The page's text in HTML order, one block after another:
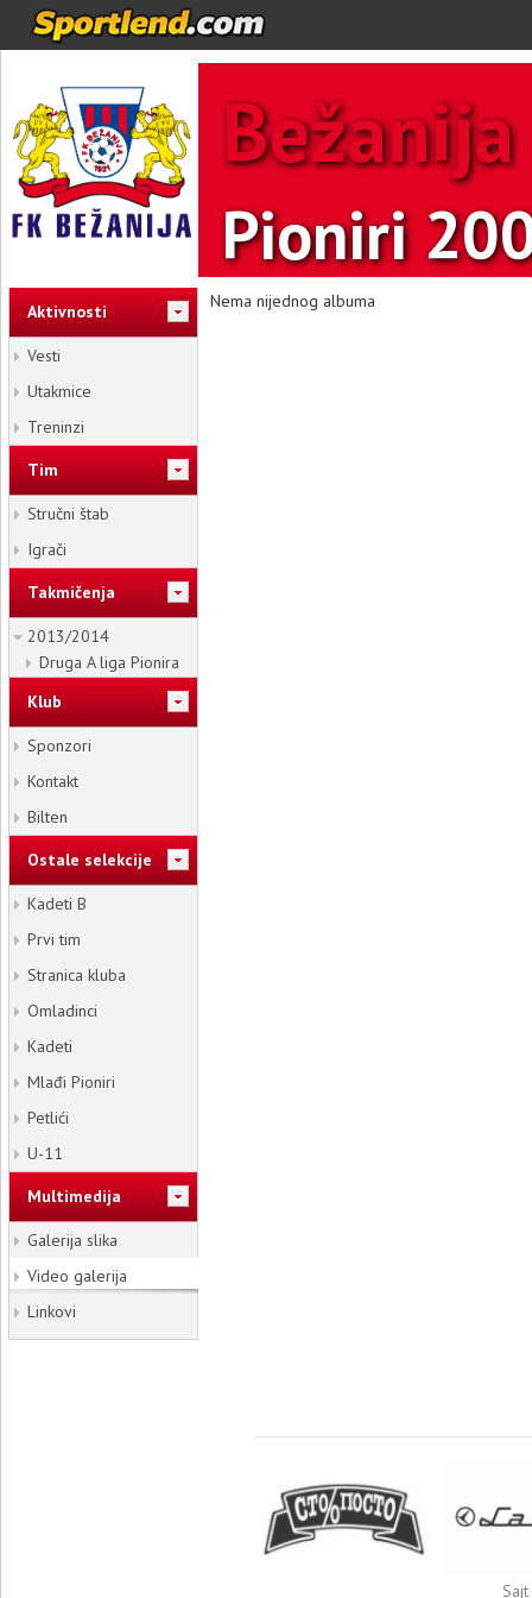
Bežanija
Pioniri
Aktivnosti
Vesti
Utakmice
Treninzi
Tim
Stručni štab
Igrači
Takmičenja
2013/2014
Druga A liga Pionira
Klub
Sponzori
Kontakt
Bilten
Ostale selekcije
Kadeti B
Prvi tim
Stranica kluba
Omladinci
Kadeti
Mlađi Pioniri
Petlići
U-11
Multimedija
Galerija slika
Video galerija
Linkovi
Nema nijednog albuma